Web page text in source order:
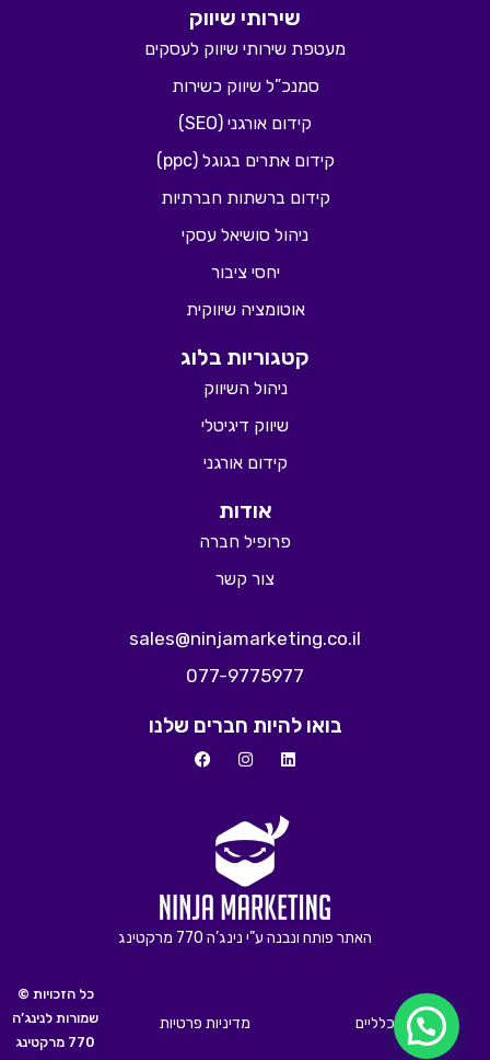
שירותי שיווק
מעטפת שירותי שיווק לעסקים
סמנכ”ל שיווק כשירות
קידום אורגני (SEO)
קידום אתרים בגוגל (ppc)
קידום ברשתות חברתיות
ניהול סושיאל עסקי
יחסי ציבור
אוטומציה שיווקית
קטגוריות בלוג
ניהול השיווק
שיווק דיגיטלי
קידום אורגני
אודות
פרופיל חברה
צור קשר
sales@ninjamarketing.co.il
077-9775977
בואו להיות חברים שלנו
האתר פותח ונבנה ע”י נינג’ה 770 מרקטינג
תנאים כלליים מדיניות פרטיות
© כל הזכויות
שמורות לנינג’ה
770 מרקטינג